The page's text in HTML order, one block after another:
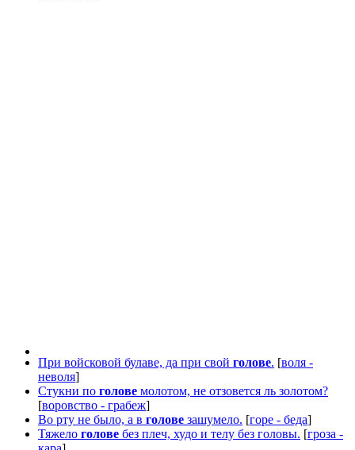
При войсковой булаве, да при свой голове. [воля -
неволя]
Стукни по голове молотом, не отзовется ль золотом?
[воровство - грабеж]
Во рту не было, а в голове зашумело. [горе - беда]
Тяжело голове без плеч, худо и телу без головы. [гроза -